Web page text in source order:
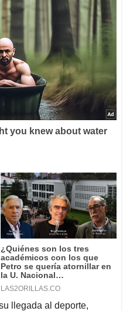
llegada al deporte,